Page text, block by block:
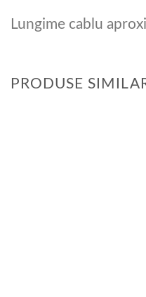
Lungime cablu
PRODUSE